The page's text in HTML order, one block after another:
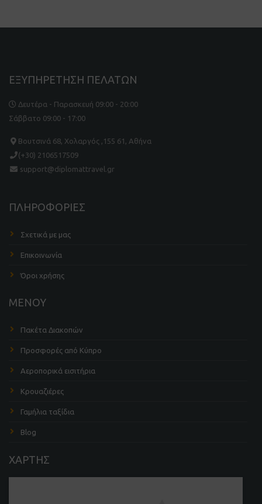
ΕΞΥΠΗΡΕΤΗΣΗ ΠΕΛΑΤΩΝ
Δευτέρα - Παρασκευή 09:00 - 20:00
Σάββατο 09:00 - 17:00
Βουτσινά 68, Χολαργός ,155 61, Αθήνα
(+30) 2106517509
support@diplomattravel.gr
ΠΛΗΡΟΦΟΡΙΕΣ
Σχετικά με μας
Επικοινωνία
Όροι χρήσης
ΜΕΝΟΥ
Πακέτα Διακοπών
Προσφορές από Κύπρο
Αεροπορικά εισιτήρια
Κρουαζιέρες
Γαμήλια ταξίδια
Blog
ΧΑΡΤΗΣ